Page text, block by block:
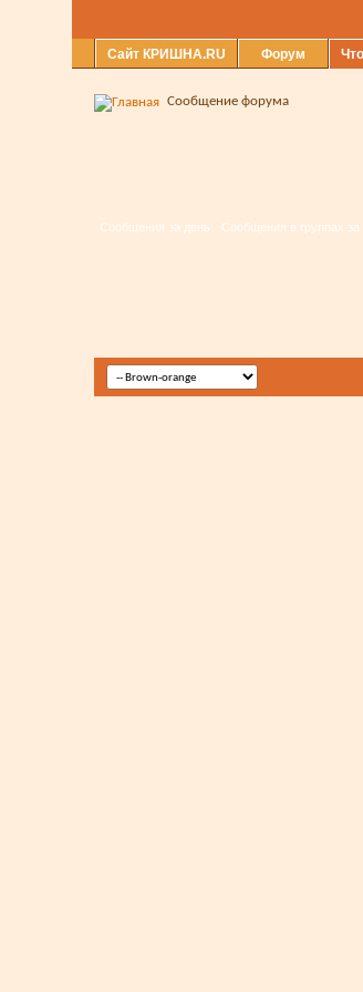
Сайт КРИШНА.RU Форум
Сообщения за день Сообщения в группах за
Сообщение форума